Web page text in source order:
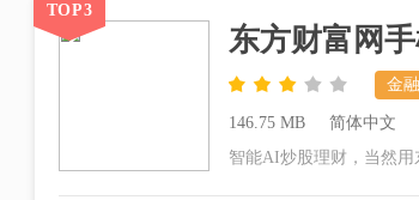
TOP3
东方财富网
金
146.75 MB 简体中文
智能AI炒股理财，当然用